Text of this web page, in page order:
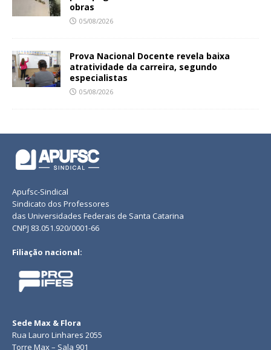
obras
05/08/2026
Prova Nacional Docente revela baixa
atratividade da carreira, segundo
especialistas
05/08/2026
Apufsc-Sindical
Sindicato dos Professores
das Universidades Federais de Santa Catarina
CNPJ 83.051.920/0001-66
Filiação nacional:
Sede Max & Flora
Rua Lauro Linhares 2055
Torre Max – Sala 901